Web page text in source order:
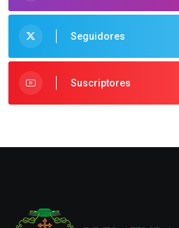
Seguidores
Suscriptores